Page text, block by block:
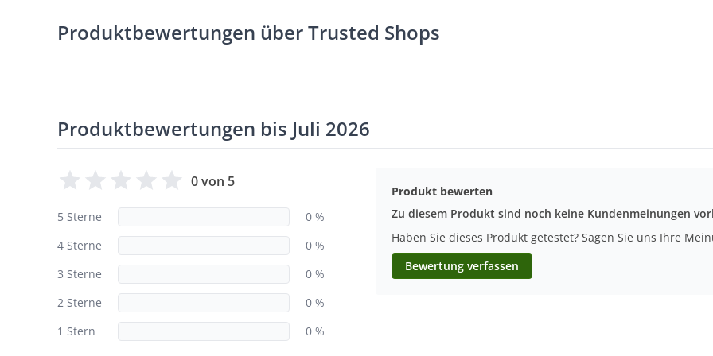
Produktbewertungen über Trusted Shops
Produktbewertungen bis Juli 2026
0 von 5
5 Sterne
0 %
4 Sterne
0 %
3 Sterne
0 %
2 Sterne
0 %
1 Stern
0 %
Produkt bewerten
Zu diesem Produkt sind noch keine Kundenmeinungen
Haben Sie dieses Produkt getestet? Sagen Sie uns Ihre
Bewertung verfassen